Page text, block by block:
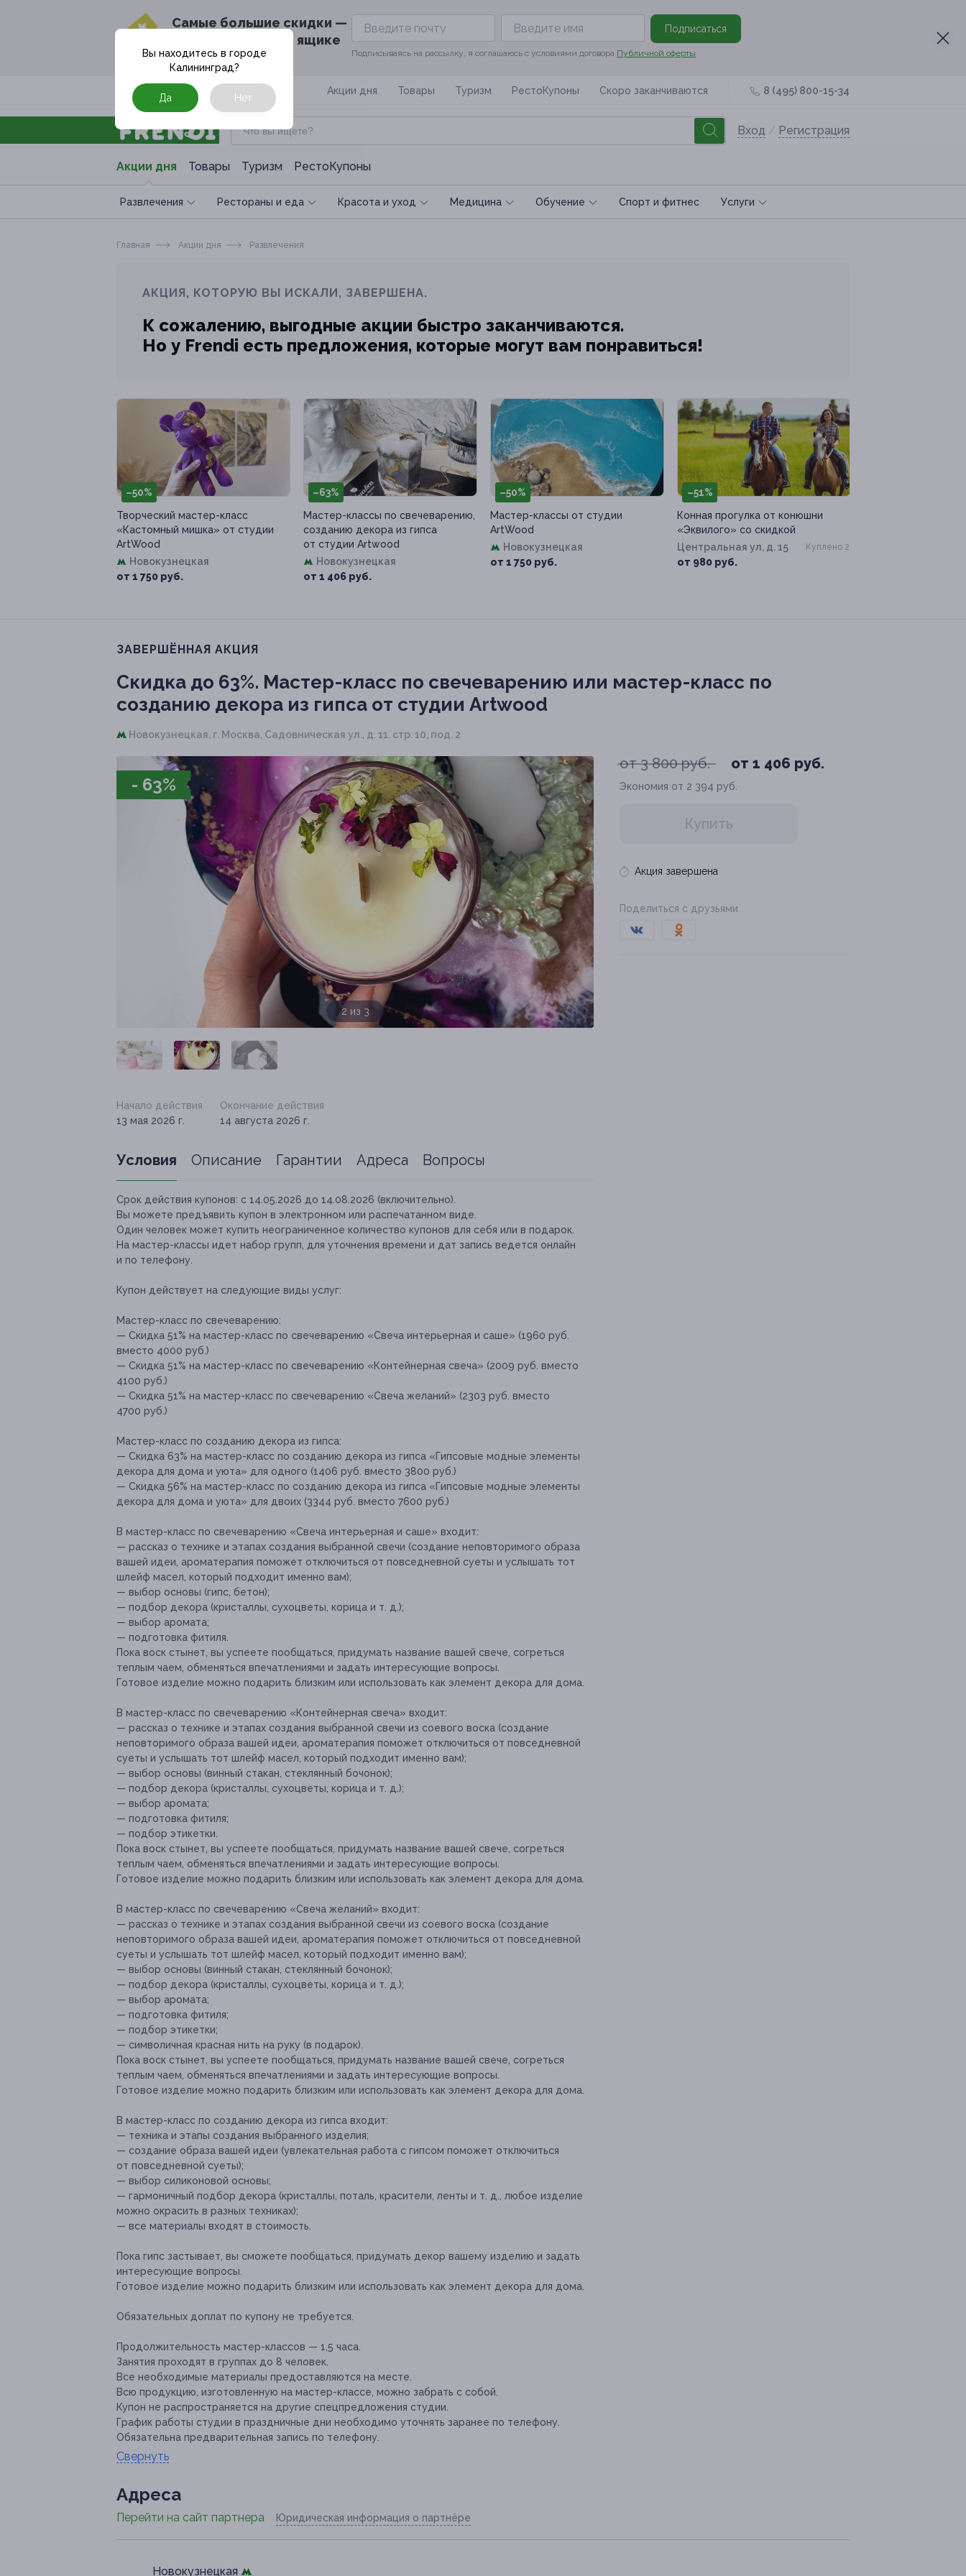
Cамые большие скидки —
в твоём почтовом ящике
Подписаться
Подписываясь на рассылку, я соглашаюсь с условиями договора Публичной оферты
Москва Акции дня Товары Туризм РестоКупоны Скоро заканчиваются 8 (495) 800-15-34
Вход / Регистрация
Акции дня Товары Туризм РестоКупоны
Развлечения Рестораны и еда Красота и уход Медицина Обучение Спoрт и фитнес Услуги
Вы находитесь в городе
Калининград?
Да Нет
Главная Акции дня Развлечения
АКЦИЯ, КОТОРУЮ ВЫ ИСКАЛИ, ЗАВЕРШЕНА.
К сожалению, выгодные акции быстро заканчиваются.
Но у Frendi есть предложения, которые могут вам понравиться!
–50%
Творческий мастер-класс
«Кастомный мишка» от студии
ArtWood
Новокузнецкая
от 1 750 руб.
–63%
Мастер-классы по свечеварению,
созданию декора из гипса
от студии Artwood
Новокузнецкая
от 1 406 руб.
–50%
Мастер-классы от студии
ArtWood
Новокузнецкая
от 1 750 руб.
–51%
Конная прогулка от конюшни
«Эквилого» со скидкой
Центральная ул, д. 15
от 980 руб.
Куплено 2
ЗАВЕРШЁННАЯ АКЦИЯ
Скидка до 63%. Мастер-класс по свечеварению или мастер-класс по
созданию декора из гипса от студии Artwood
Новокузнецкая, г. Москва, Садовническая ул., д. 11. стр. 10, под. 2
- 63%
3 из 3
от 3 800 руб. от 1 406 руб.
Экономия от 2 394 руб.
Купить
Акция завершена
Поделиться с друзьями
Начало действия
13 мая 2026 г.
Окончание действия
14 августа 2026 г.
Условия Описание Гарантии Адреса Вопросы
Срок действия купонов: с 14.05.2026 до 14.08.2026 (включительно).
Вы можете предъявить купон в электронном или распечатанном виде.
Один человек может купить неограниченное количество купонов для себя или в подарок.
На мастер-классы идет набор групп, для уточнения времени и дат запись ведется онлайн
и по телефону.
Купон действует на следующие виды услуг:
Мастер-класс по свечеварению:
— Скидка 51% на мастер-класс по свечеварению «Свеча интерьерная и саше» (1960 руб.
вместо 4000 руб.)
— Скидка 51% на мастер-класс по свечеварению «Контейнерная свеча» (2009 руб. вместо
4100 руб.)
— Скидка 51% на мастер-класс по свечеварению «Свеча желаний» (2303 руб. вместо
4700 руб.)
Мастер-класс по созданию декора из гипса:
— Скидка 63% на мастер-класс по созданию декора из гипса «Гипсовые модные элементы
декора для дома и уюта» для одного (1406 руб. вместо 3800 руб.)
— Скидка 56% на мастер-класс по созданию декора из гипса «Гипсовые модные элементы
декора для дома и уюта» для двоих (3344 руб. вместо 7600 руб.)
В мастер-класс по свечеварению «Свеча интерьерная и саше» входит:
— рассказ о технике и этапах создания выбранной свечи (создание неповторимого образа
вашей идеи, ароматерапия поможет отключиться от повседневной суеты и услышать тот
шлейф масел, который подходит именно вам);
— выбор основы (гипс, бетон);
— подбор декора (кристаллы, сухоцветы, корица и т. д.);
— выбор аромата;
— подготовка фитиля.
Пока воск стынет, вы успеете пообщаться, придумать название вашей свече, согреться
теплым чаем, обменяться впечатлениями и задать интересующие вопросы.
Готовое изделие можно подарить близким или использовать как элемент декора для дома.
В мастер-класс по свечеварению «Контейнерная свеча» входит:
— рассказ о технике и этапах создания выбранной свечи из соевого воска (создание
неповторимого образа вашей идеи, ароматерапия поможет отключиться от повседневной
суеты и услышать тот шлейф масел, который подходит именно вам);
— выбор основы (винный стакан, стеклянный бочонок);
— подбор декора (кристаллы, сухоцветы, корица и т. д.);
— выбор аромата;
— подготовка фитиля;
— подбор этикетки.
Пока воск стынет, вы успеете пообщаться, придумать название вашей свече, согреться
теплым чаем, обменяться впечатлениями и задать интересующие вопросы.
Готовое изделие можно подарить близким или использовать как элемент декора для дома.
В мастер-класс по свечеварению «Свеча желаний» входит:
— рассказ о технике и этапах создания выбранной свечи из соевого воска (создание
неповторимого образа вашей идеи, ароматерапия поможет отключиться от повседневной
суеты и услышать тот шлейф масел, который подходит именно вам);
— выбор основы (винный стакан, стеклянный бочонок);
— подбор декора (кристаллы, сухоцветы, корица и т. д.);
— выбор аромата;
— подготовка фитиля;
— подбор этикетки;
— символичная красная нить на руку (в подарок).
Пока воск стынет, вы успеете пообщаться, придумать название вашей свече, согреться
теплым чаем, обменяться впечатлениями и задать интересующие вопросы.
Готовое изделие можно подарить близким или использовать как элемент декора для дома.
В мастер-класс по созданию декора из гипса входит:
— техника и этапы создания выбранного изделия;
— создание образа вашей идеи (увлекательная работа с гипсом поможет отключиться
от повседневной суеты);
— выбор силиконовой основы;
— гармоничный подбор декора (кристаллы, поталь, красители, ленты и т. д., любое изделие
можно окрасить в разных техниках);
— все материалы входят в стоимость.
Пока гипс застывает, вы сможете пообщаться, придумать декор вашему изделию и задать
интересующие вопросы.
Готовое изделие можно подарить близким или использовать как элемент декора для дома.
Обязательных доплат по купону не требуется.
Продолжительность мастер-классов — 1,5 часа.
Занятия проходят в группах до 8 человек.
Все необходимые материалы предоставляются на месте.
Всю продукцию, изготовленную на мастер-классе, можно забрать с собой.
Купон не распространяется на другие спецпредложения студии.
График работы студии в праздничные дни необходимо уточнять заранее по телефону.
Обязательна предварительная запись по телефону.
Свернуть
Адресa
Перейти на сайт партнера Юридическая информация о партнёре
Новокузнецкая